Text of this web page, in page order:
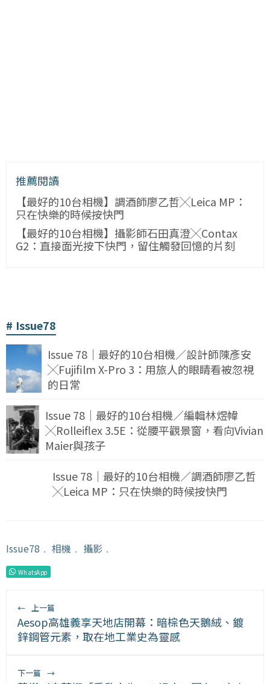
推薦閱讀
【最好的10台相機】調酒師廖乙哲╳Leica MP：
只在快樂的時候按快門
【最好的10台相機】攝影師石田真澄╳Contax
G2：直接面光按下快門，留住觸發回憶的片刻
Issue78
Issue 78｜最好的10台相機／設計師陳彥安
╳Fujifilm X-Pro 3：用旅人的眼睛看被忽視
的日常
Issue 78｜最好的10台相機／編輯林煜幃
╳Rolleiflex 3.5E：從腰平觀景窗，看向Vivian
Maier與孩子
Issue 78｜最好的10台相機／調酒師廖乙哲
╳Leica MP：只在快樂的時候按快門
Issue78 ﹒ 相機 ﹒ 攝影 ﹒
WhatsApp
← 上一篇
Aesop高雄義享天地店開幕：暗棕色天鵝絨、鍍
鋅鋼管元素，取在地工業史為靈感
下一篇 →